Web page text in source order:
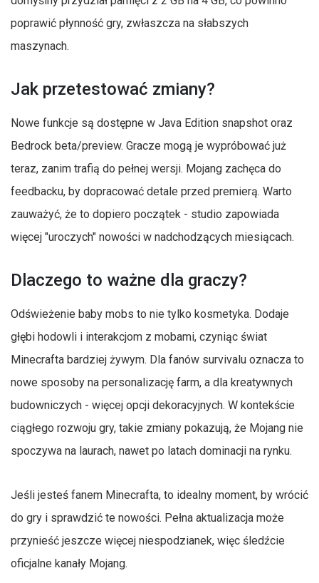
poprawić płynność gry, zwłaszcza na słabszych
maszynach.
Jak przetestować zmiany?
Nowe funkcje są dostępne w Java Edition snapshot oraz
Bedrock beta/preview. Gracze mogą je wypróbować już
teraz, zanim trafią do pełnej wersji. Mojang zachęca do
feedbacku, by dopracować detale przed premierą. Warto
zauważyć, że to dopiero początek - studio zapowiada
więcej "uroczych" nowości w nadchodzących miesiącach.
Dlaczego to ważne dla graczy?
Odświeżenie baby mobs to nie tylko kosmetyka. Dodaje
głębi hodowli i interakcjom z mobami, czyniąc świat
Minecrafta bardziej żywym. Dla fanów survivalu oznacza to
nowe sposoby na personalizację farm, a dla kreatywnych
budowniczych - więcej opcji dekoracyjnych. W kontekście
ciągłego rozwoju gry, takie zmiany pokazują, że Mojang nie
spoczywa na laurach, nawet po latach dominacji na rynku.
Jeśli jesteś fanem Minecrafta, to idealny moment, by wrócić
do gry i sprawdzić te nowości. Pełna aktualizacja może
przynieść jeszcze więcej niespodzianek, więc śledźcie
oficjalne kanały Mojang.